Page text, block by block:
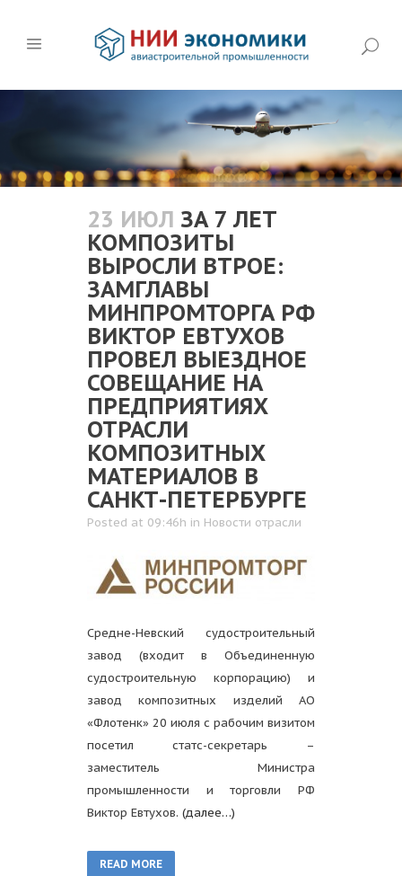
23 ИЮЛ ЗА 7 ЛЕТ
КОМПОЗИТЫ
ВЫРОСЛИ ВТРОЕ:
ЗАМГЛАВЫ
МИНПРОМТОРГА РФ
ВИКТОР ЕВТУХОВ
ПРОВЕЛ ВЫЕЗДНОЕ
СОВЕЩАНИЕ НА
ПРЕДПРИЯТИЯХ
ОТРАСЛИ
КОМПОЗИТНЫХ
МАТЕРИАЛОВ В
САНКТ-ПЕТЕРБУРГЕ
Posted at 09:46h in Новости отрасли
Средне-Невский судостроительный
завод (входит в Объединенную
судостроительную корпорацию) и
завод композитных изделий АО
«Флотенк» 20 июля с рабочим визитом
посетил статс-секретарь –
заместитель Министра
промышленности и торговли РФ
Виктор Евтухов. (далее…)
READ MORE